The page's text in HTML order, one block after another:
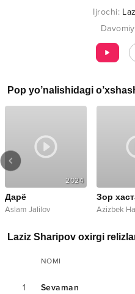
Ijrochi:
Pop yo’nalishidagi
2024
Дарё
Aslam Jalilov
Зор
Azizbek
Laziz Sharipov oxirgi
NOMI
1 Sevaman